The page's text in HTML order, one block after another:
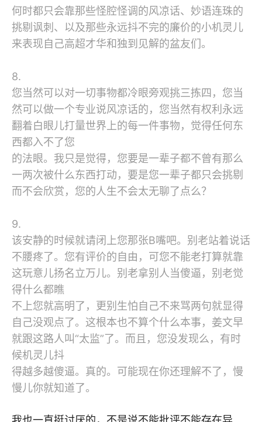
何时都只会靠那些怪腔怪调的风凉话、妙语连珠的
挑剔讽刺、以及那些永远抖不完的廉价的小机灵儿
来表现自己高超才华和独到见解的盆友们。
8.
您当然可以对一切事物都冷眼旁观挑三拣四，您当
然可以做一个专业说风凉话的，您当然有权利永远
翻着白眼儿打量世界上的每一件事物，觉得任何东
西都入不了您
的法眼。我只是觉得，您要是一辈子都不曾有那么
一两次被什么东西打动，要是您一辈子都只会挑剔
而不会欣赏，您的人生不会太无聊了点么？
9.
该安静的时候就请闭上您那张B嘴吧。别老站着说话
不腰疼了。您有评价的自由，可您不能老打算就靠
这玩意儿扬名立万儿。别老拿别人当傻逼，别老觉
得什么都瞧
不上您就高明了，更别生怕自己不来骂两句就显得
自己没观点了。这根本也不算个什么本事，姜文早
就跟这路人叫“太监”了。而且，您没发现么，有时
候机灵儿抖
得越多越傻逼。真的。可能现在你还理解不了，慢
慢儿你就知道了。